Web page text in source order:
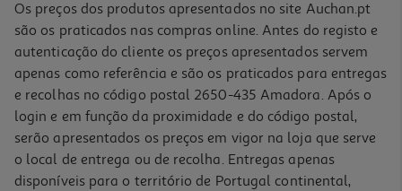
Os preços dos produtos apresentados no site Auchan.pt
são os praticados nas compras online. Antes do registo e
autenticação do cliente os preços apresentados servem
apenas como referência e são os praticados para entregas
e recolhas no código postal 2650-435 Amadora. Após o
login e em função da proximidade e do código postal,
serão apresentados os preços em vigor na loja que serve
o local de entrega ou de recolha. Entregas apenas
disponíveis para o território de Portugal continental,